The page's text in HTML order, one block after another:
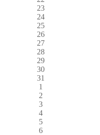
23
24
25
26
27
28
29
30
31
1
2
3
4
5
6